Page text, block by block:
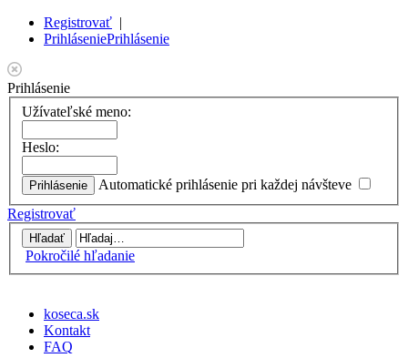
Registrovať |
PrihláseniePrihlásenie
Prihlásenie
Užívateľské meno:
Heslo:
Automatické prihlásenie pri každej návšteve
Registrovať
Pokročilé hľadanie
koseca.sk
Kontakt
FAQ